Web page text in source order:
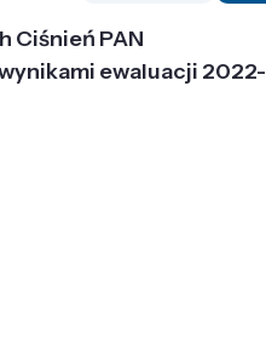
Ciśnień PAN
ewaluacji 2022-